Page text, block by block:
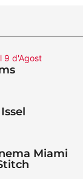
9 d'Agost
Miami